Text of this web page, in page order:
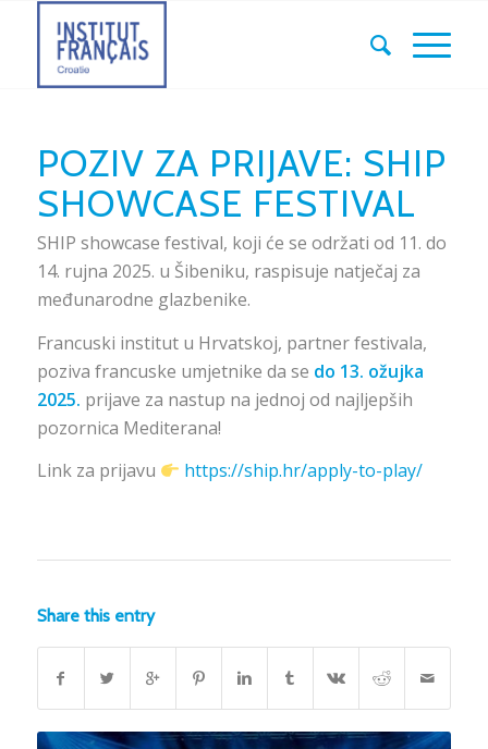
POZIV ZA PRIJAVE: SHIP
SHOWCASE FESTIVAL
SHIP showcase festival, koji će se održati od 11. do
14. rujna 2025. u Šibeniku, raspisuje natječaj za
međunarodne glazbenike.
Francuski institut u Hrvatskoj, partner festivala,
poziva francuske umjetnike da se do 13. ožujka
2025. prijave za nastup na jednoj od najljepših
pozornica Mediterana!
Link za prijavu
https://ship.hr/apply-to-play/
Share this entry